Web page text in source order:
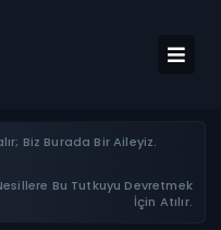
Biz Burada Bir Aileyiz.
Bu Tutkuyu Devretmek
İçin Atılır.